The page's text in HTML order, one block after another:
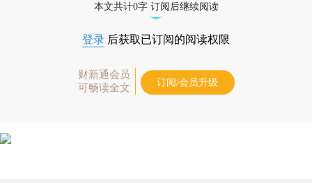
本文共计0字 订阅后继续阅读
登录 后获取已订阅的阅读权限
财新通会员
可畅读全文
订阅/会员升级